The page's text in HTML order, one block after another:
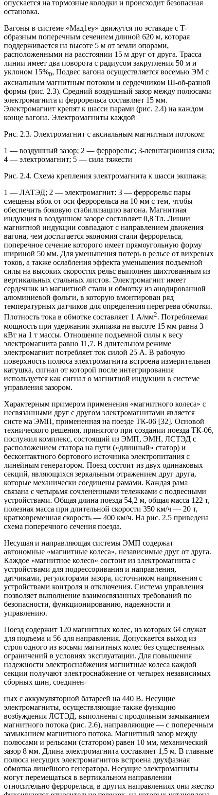
опускается на тормозные колодки и происходит безопасная
остановка.
Вагоны в системе «Мад1еу» движутся по эстакаде с Т-
образным поперечным сечением длиной 620 м, которая
поддерживается на высоте 5 м от земли опорами,
расположенными на расстоянии 15 м друг от друга. Трасса
линии имеет два поворота с радиусом закругления 50 м и
уклоном 15%0, Подвес вагона осуществляется восемью ЭМ с
аксиальным магнитным потоком и сердечником Ш-об-разной
формы (рис. 2.3). Средний воздушный зазор между полюсами
электромагнита и феррорельса составляет 15 мм.
Электромагнит крепят к шасси парами (рис. 2.4) на каждом
конце вагона. Электромагниты каждой
Рнс. 2.3. Электромагнит с аксиальным магнитным потоком:
1 — воздушный зазор; 2 — феррорельс; 3-левнтациоиная сила;
4 — электромагнит; 5 — сила тяжести
Рис. 2.4. Схема крепления электромагнита к шасси экипажа;
1 — ЛАТЭД; 2 — электромагнит: 3 — феррорельс пары
смещены вбок от оси феррорельса на 10 мм с тем, чтобы
обеспечить боковую стабилизацию вагона. Магнитная
индукция в воздушном зазоре составляет 0,8 Тл. Линии
магнитной индукции совпадают с направлением движения
вагона, чем достигается экономия стали феррорельса,
поперечное сечение которого имеет прямоугольную форму
шириной 50 мм. Для уменьшения потерь в рельсе от вихревых
токов, а также ослабления эффекта уменьшения подъемной
силы на высоких скоростях рельс выполнен шихтованным из
вертикальных стальных листов. Электромагнит имеет
сердечник из магнитной стали и обмотку из анодированной
алюминиевой фольги, в которую вмонтирован ряд
температурных датчиков для определения перегрева обмотки.
Плотность тока в обмотке составляет 1 А/мм2. Потребляемая
мощность при удержании экипажа на высоте 15 мм равна 3
кВт на 1 т массы. Отношение подъемной силы к весу
электромагнита равно 11,7. В длительном режиме
электромагнит потребляет ток силой 25 А. В рабочую
поверхность полюса электромагнита встроена измерительная
катушка, сигнал от которой после интегрирования
используется как сигнал о магнитной индукции в системе
управления зазором.
Характерным примером применения «магнитного колеса» с
несвязанными друг с другом электромагнитами является
систе ма ЭМП, примененная на поезде ТК-06 [32]. Основой
технического решения, принятого при создании поезда ТК-06,
послужил комплекс, состоящий из ЭМП, ЭМН, ЛСТЭД с
расположением статора на пути («длинный» статор) и
бесконтактного бортового источника электропитания с
линейным генератором. Поезд состоит из двух одинаковых
секций, являющихся зеркальным отражением друг друга,
которые механически соединены рамами. Каждая рама
связана с четырьмя сочлененными тележками с подвесными
устройствами. Общая длина поезда 54,2 м, общая масса 122 т,
полезная масса при длительной скорости 350 км/ч — 20 т,
кратковременная скорость — 400 км/ч. На рис. 2.5 приведена
схема поперечного сечения поезда.
Несущая и направляющая системы ЭМП содержат
автономные «магнитные колеса», независимые друг от друга.
Каждое «магнитное колесо» состоит из электромагнита с
устройствами для подрессоривания и направления,
датчиками, регуляторами зазора, источником напряжения с
устройствами контроля и отключения. Система управления
позволяет выполнение взаимосвязанных требований по
безопасности, функционированию, надежности и
управлению.
Поезд содержит 120 магнитных колес, из которых 64 служат
для подъема и 56 для направления. Допускается выход из
строя одного из восьми магнитных колес без существенных
ограничений в условиях эксплуатации. Для повышения
надежности электроснабжения магнитные колеса каждой
секции получают электроснабжение от четырех независимых
сборных шин, соединен-
ных с аккумуляторной батареей на 440 В. Несущие
электромагниты, осуществляющие также функцию
возбуждения ЛСТЭД, выполнены с продольным замыканием
магнитного потока (рис. 2.6), направляющие — с поперечным
замыканием магнитного потока. Магнитный зазор между
полюсами и рельсами (статором) равен 10 мм, механический
зазор 8 мм. Длина электромагнита составляет 1,5 м. В главные
полюса несущих электромагнитов встроена двухфазная
обмотка линейного генератора. Несущие электромагниты
могут перемещаться в вертикальном направлении
относительно феррорельса, в других направлениях они жестко